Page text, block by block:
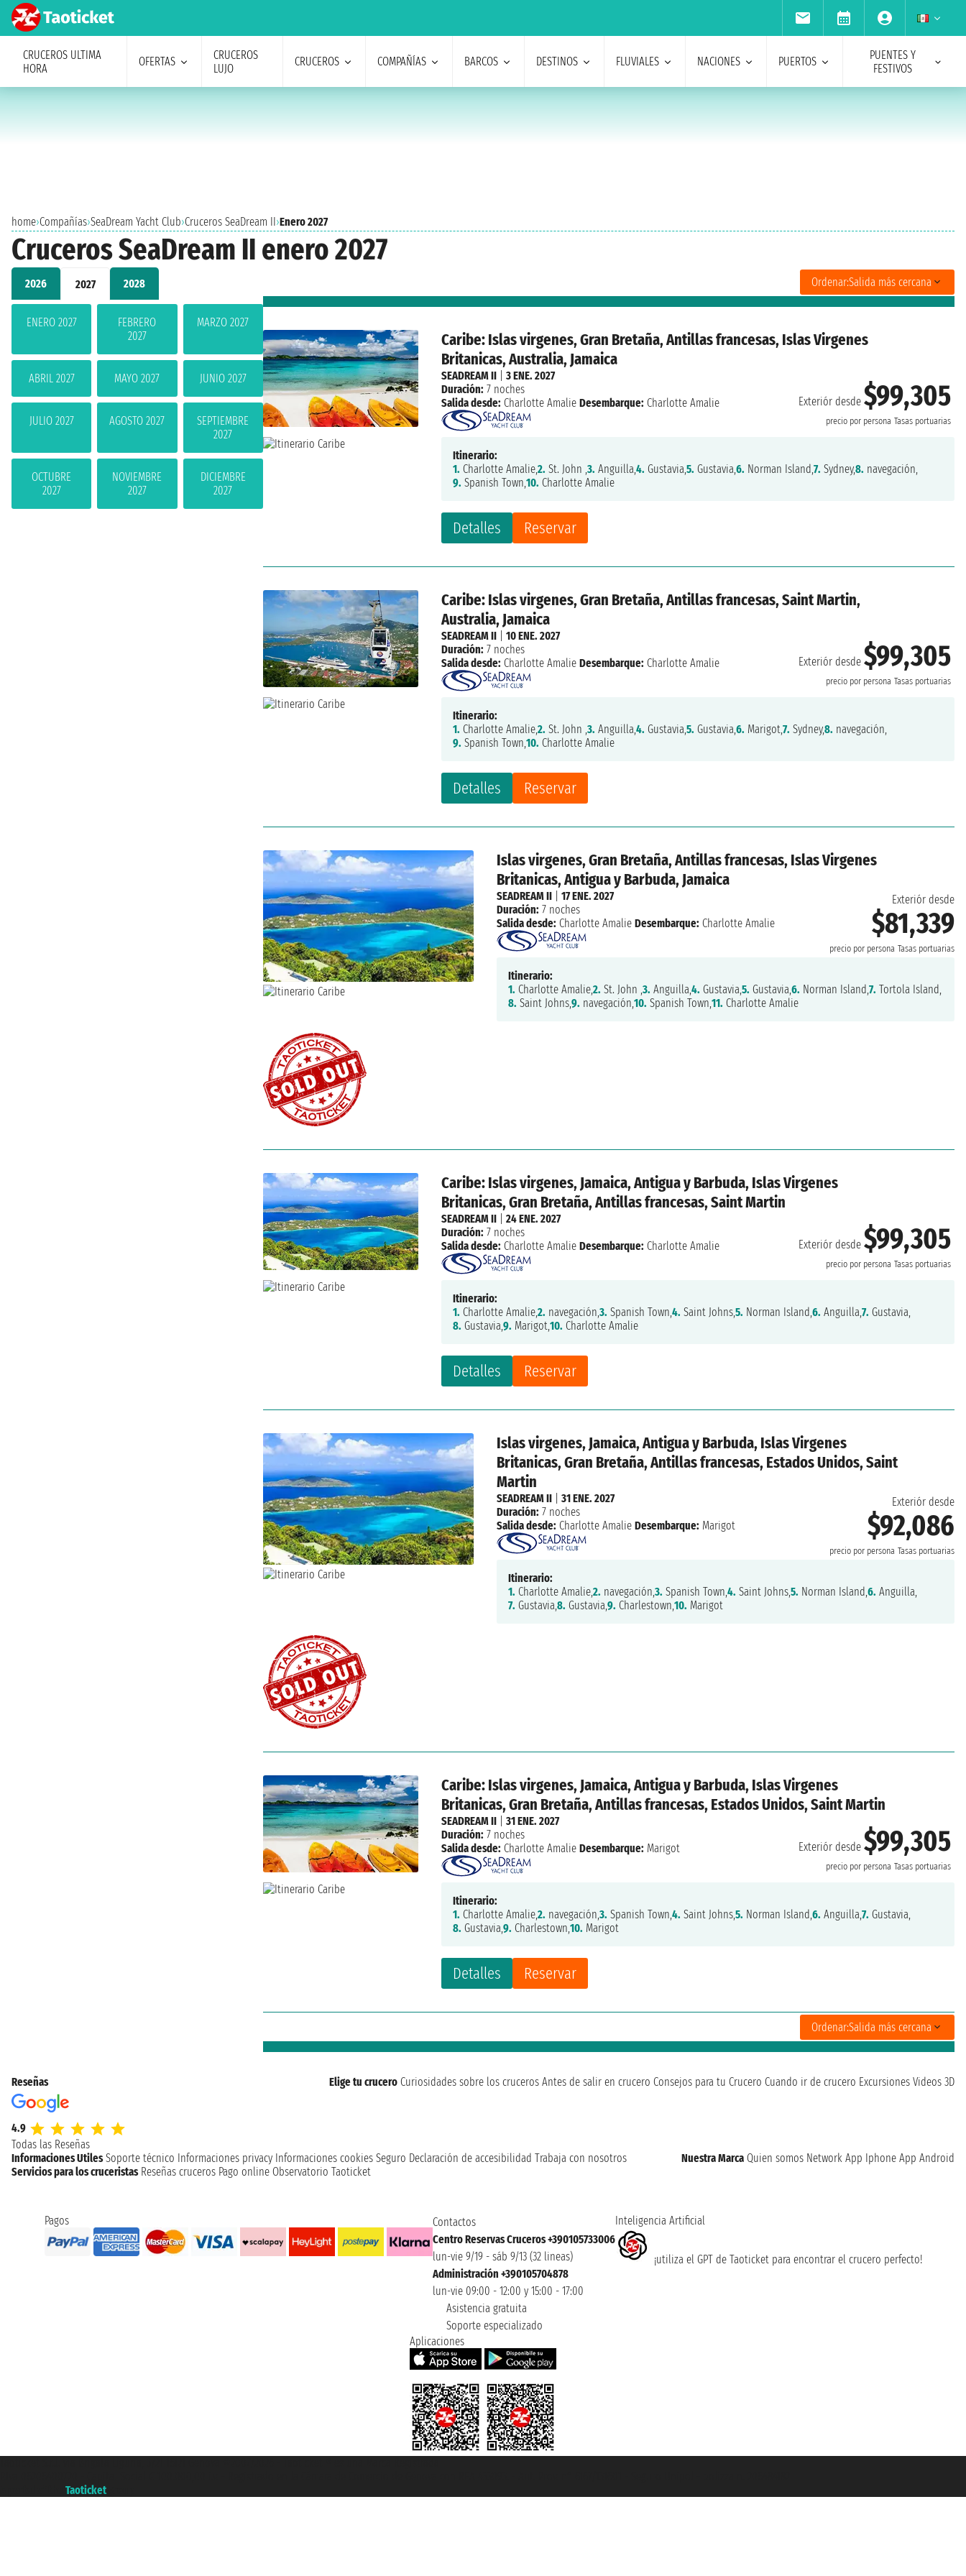
CRUCEROS ULTIMA
HORA
OFERTAS
CRUCEROS
LUJO
CRUCEROS COMPAÑÍAS BARCOS DESTINOS FLUVIALES NACIONES PUERTOS
PUENTES Y
FESTIVOS
home›Compañías›SeaDream Yacht Club›Cruceros SeaDream II›Enero 2027
Cruceros SeaDream II enero 2027
2026 2027 2028
ENERO 2027
FEBRERO
2027
MARZO 2027
ABRIL 2027 MAYO 2027 JUNIO 2027
JULIO 2027 AGOSTO 2027
SEPTIEMBRE
2027
OCTUBRE
2027
NOVIEMBRE
2027
DICIEMBRE
2027
Ordenar:Salida más cercana
Caribe: Islas virgenes, Gran Bretaña, Antillas francesas, Islas Virgenes
Britanicas, Australia, Jamaica
Exteriór desde$99,305
precio por persona Tasas portuarias
Detalles Reservar
SEADREAM II |3 ENE. 2027
Duración: 7 noches
Salida desde: Charlotte Amalie Desembarque: Charlotte Amalie
Itinerario:
1. Charlotte Amalie,2. St. John ,3. Anguilla,4. Gustavia,5. Gustavia,6. Norman Island,7. Sydney,8. navegación,
9. Spanish Town,10. Charlotte Amalie
Caribe: Islas virgenes, Gran Bretaña, Antillas francesas, Saint Martin,
Australia, Jamaica
Exteriór desde$99,305
precio por persona Tasas portuarias
Detalles Reservar
SEADREAM II |10 ENE. 2027
Duración: 7 noches
Salida desde: Charlotte Amalie Desembarque: Charlotte Amalie
Itinerario:
1. Charlotte Amalie,2. St. John ,3. Anguilla,4. Gustavia,5. Gustavia,6. Marigot,7. Sydney,8. navegación,
9. Spanish Town,10. Charlotte Amalie
Islas virgenes, Gran Bretaña, Antillas francesas, Islas Virgenes
Britanicas, Antigua y Barbuda, Jamaica
Exteriór desde
$81,339
precio por persona Tasas portuarias
SEADREAM II| 17 ENE. 2027
Duración: 7 noches
Salida desde: Charlotte Amalie Desembarque: Charlotte Amalie
Itinerario:
1. Charlotte Amalie,2. St. John ,3. Anguilla,4. Gustavia,5. Gustavia,6. Norman Island,7. Tortola Island,
8. Saint Johns,9. navegación,10. Spanish Town,11. Charlotte Amalie
Caribe: Islas virgenes, Jamaica, Antigua y Barbuda, Islas Virgenes
Britanicas, Gran Bretaña, Antillas francesas, Saint Martin
Exteriór desde$99,305
precio por persona Tasas portuarias
Detalles Reservar
SEADREAM II |24 ENE. 2027
Duración: 7 noches
Salida desde: Charlotte Amalie Desembarque: Charlotte Amalie
Itinerario:
1. Charlotte Amalie,2. navegación,3. Spanish Town,4. Saint Johns,5. Norman Island,6. Anguilla,7. Gustavia,
8. Gustavia,9. Marigot,10. Charlotte Amalie
Islas virgenes, Jamaica, Antigua y Barbuda, Islas Virgenes
Britanicas, Gran Bretaña, Antillas francesas, Estados Unidos, Saint
Martin
Exteriór desde
$92,086
precio por persona Tasas portuarias
SEADREAM II| 31 ENE. 2027
Duración: 7 noches
Salida desde: Charlotte Amalie Desembarque: Marigot
Itinerario:
1. Charlotte Amalie,2. navegación,3. Spanish Town,4. Saint Johns,5. Norman Island,6. Anguilla,
7. Gustavia,8. Gustavia,9. Charlestown,10. Marigot
Caribe: Islas virgenes, Jamaica, Antigua y Barbuda, Islas Virgenes
Britanicas, Gran Bretaña, Antillas francesas, Estados Unidos, Saint Martin
Exteriór desde$99,305
precio por persona Tasas portuarias
Detalles Reservar
SEADREAM II |31 ENE. 2027
Duración: 7 noches
Salida desde: Charlotte Amalie Desembarque: Marigot
Itinerario:
1. Charlotte Amalie,2. navegación,3. Spanish Town,4. Saint Johns,5. Norman Island,6. Anguilla,7. Gustavia,
8. Gustavia,9. Charlestown,10. Marigot
Ordenar:Salida más cercana
Reseñas
4.9
Todas las Reseñas
Elige tu crucero Curiosidades sobre los cruceros Antes de salir en crucero Consejos para tu Crucero Cuando ir de crucero Excursiones Videos 3D
Informaciones Utiles Soporte técnico Informaciones privacy Informaciones cookies Seguro Declaración de accesibilidad Trabaja con nosotros Nuestra Marca Quien somos Network App Iphone App Android
Servicios para los cruceristas Reseñas cruceros Pago online Observatorio Taoticket
Pagos
Contactos
Centro Reservas Cruceros +390105733006
lun-vie 9/19 - sáb 9/13 (32 lineas)
Administración +390105704878
lun-vie 09:00 - 12:00 y 15:00 - 17:00
Asistencia gratuita
Soporte especializado
Inteligencia Artificial
¡utiliza el GPT de Taoticket para encontrar el crucero perfecto!
Aplicaciones
Taoticket